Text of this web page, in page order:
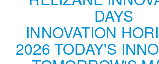
DAYS
INNOVATION
2026 TODAY'S